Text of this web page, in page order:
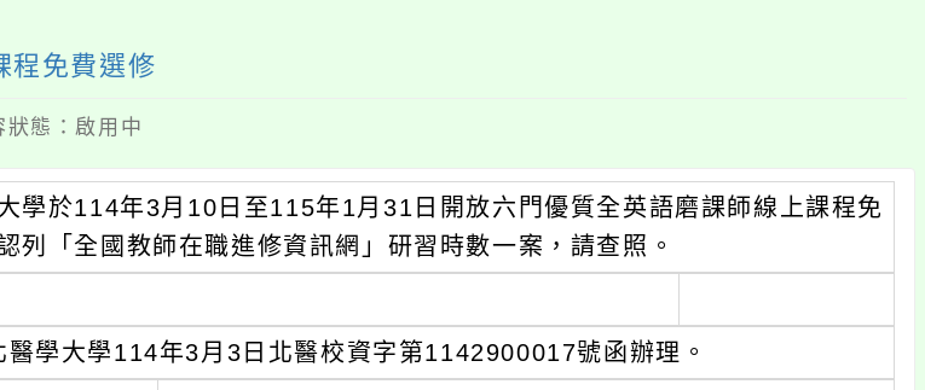
程免費選修
態：啟用中
學於114年3月10日至115年1月31日開放六門優質全英語磨課師線上課程免
列「全國教師在職進修資訊網」研習時數一案，請查照。
醫學大學114年3月3日北醫校資字第1142900017號函辦理。